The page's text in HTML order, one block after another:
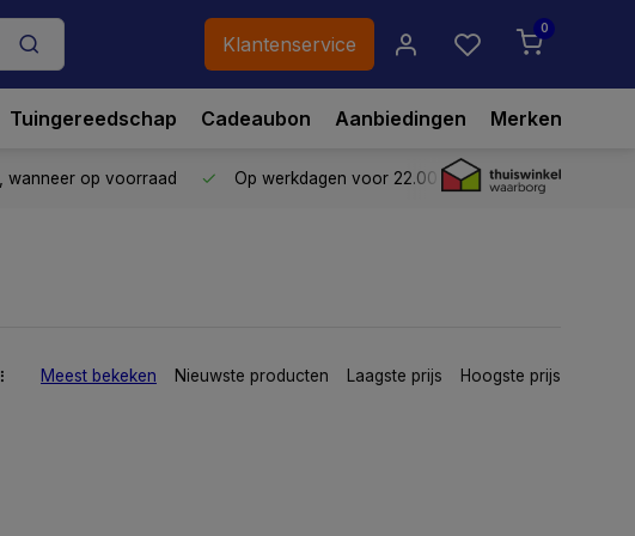
Klantenservice
0
Tuingereedschap Cadeaubon Aanbiedingen Merken
, wanneer op voorraad Op werkdagen voor 22.00 uur besteld,vandaag
Meest bekeken Nieuwste producten Laagste prijs Hoogste prijs